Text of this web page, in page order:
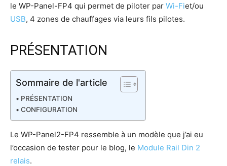
le WP-Panel-FP4 qui permet de piloter par Wi-Fiet/ou
USB, 4 zones de chauffages via leurs fils pilotes.
PRÉSENTATION
Sommaire de l'article
PRÉSENTATION
CONFIGURATION
Le WP-Panel2-FP4 ressemble à un modèle que j’ai eu
l’occasion de tester pour le blog, le Module Rail Din 2
relais.